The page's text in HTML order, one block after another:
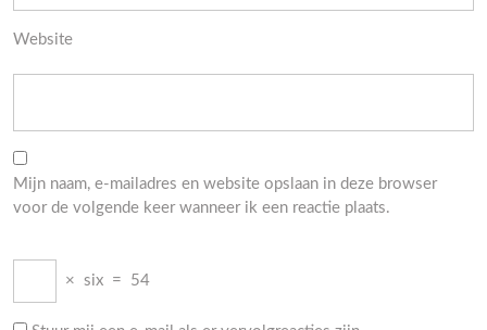
Website
Mijn naam, e-mailadres en website opslaan in deze browser
voor de volgende keer wanneer ik een reactie plaats.
× six = 54